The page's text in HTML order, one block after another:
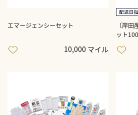
エマージェンシーセット
10,000 マイル
〔岸
ット